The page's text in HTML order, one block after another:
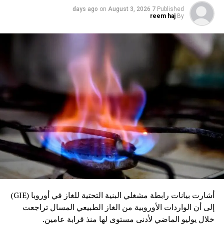
Published
7 days ago
on August 3, 2026
By
reem haj
أشارت بيانات رابطة مشغلي البنية التحتية للغاز في أوروبا (GIE)
إلى أن الواردات الأوروبية من الغاز الطبيعي المسال تراجعت
خلال يوليو الماضي لأدنى مستوى لها منذ قرابة عامين.